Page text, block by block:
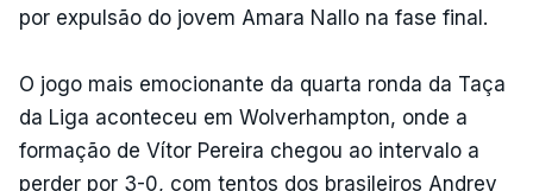
por expulsão do jovem Amara Nallo na fase final.
O jogo mais emocionante da quarta ronda da Taça
da Liga aconteceu em Wolverhampton, onde a
formação de Vítor Pereira chegou ao intervalo a
perder por 3-0, com tentos dos brasileiros Andrey